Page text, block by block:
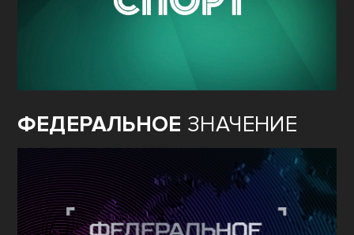
ФЕДЕРАЛЬНОЕ ЗНАЧЕНИЕ